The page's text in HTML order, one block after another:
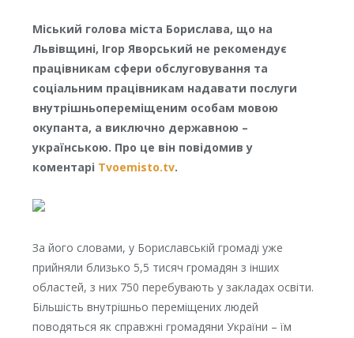
Міський голова міста Борислава, що на
Львівщині, Ігор Яворський не рекомендує
працівникам сфери обслуговування та
соціальним працівникам надавати послуги
внутрішньопереміщеним особам мовою
окупанта, а виключно державною –
українською. Про це він повідомив у
коментарі Тvoemisto.tv.
За його словами, у Бориславській громаді уже
прийняли близько 5,5 тисяч громадян з інших
областей, з них 750 перебувають у закладах освіти.
Більшість внутрішньо переміщених людей
поводяться як справжні громадяни України – їм